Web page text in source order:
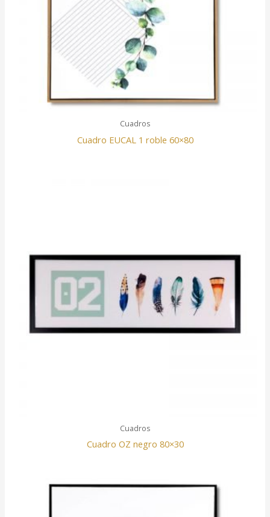
Cuadros
Cuadro EUCAL 1 roble 60×80
Cuadros
Cuadro OZ negro 80×30